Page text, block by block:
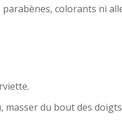
colorants ni
masser du bout des